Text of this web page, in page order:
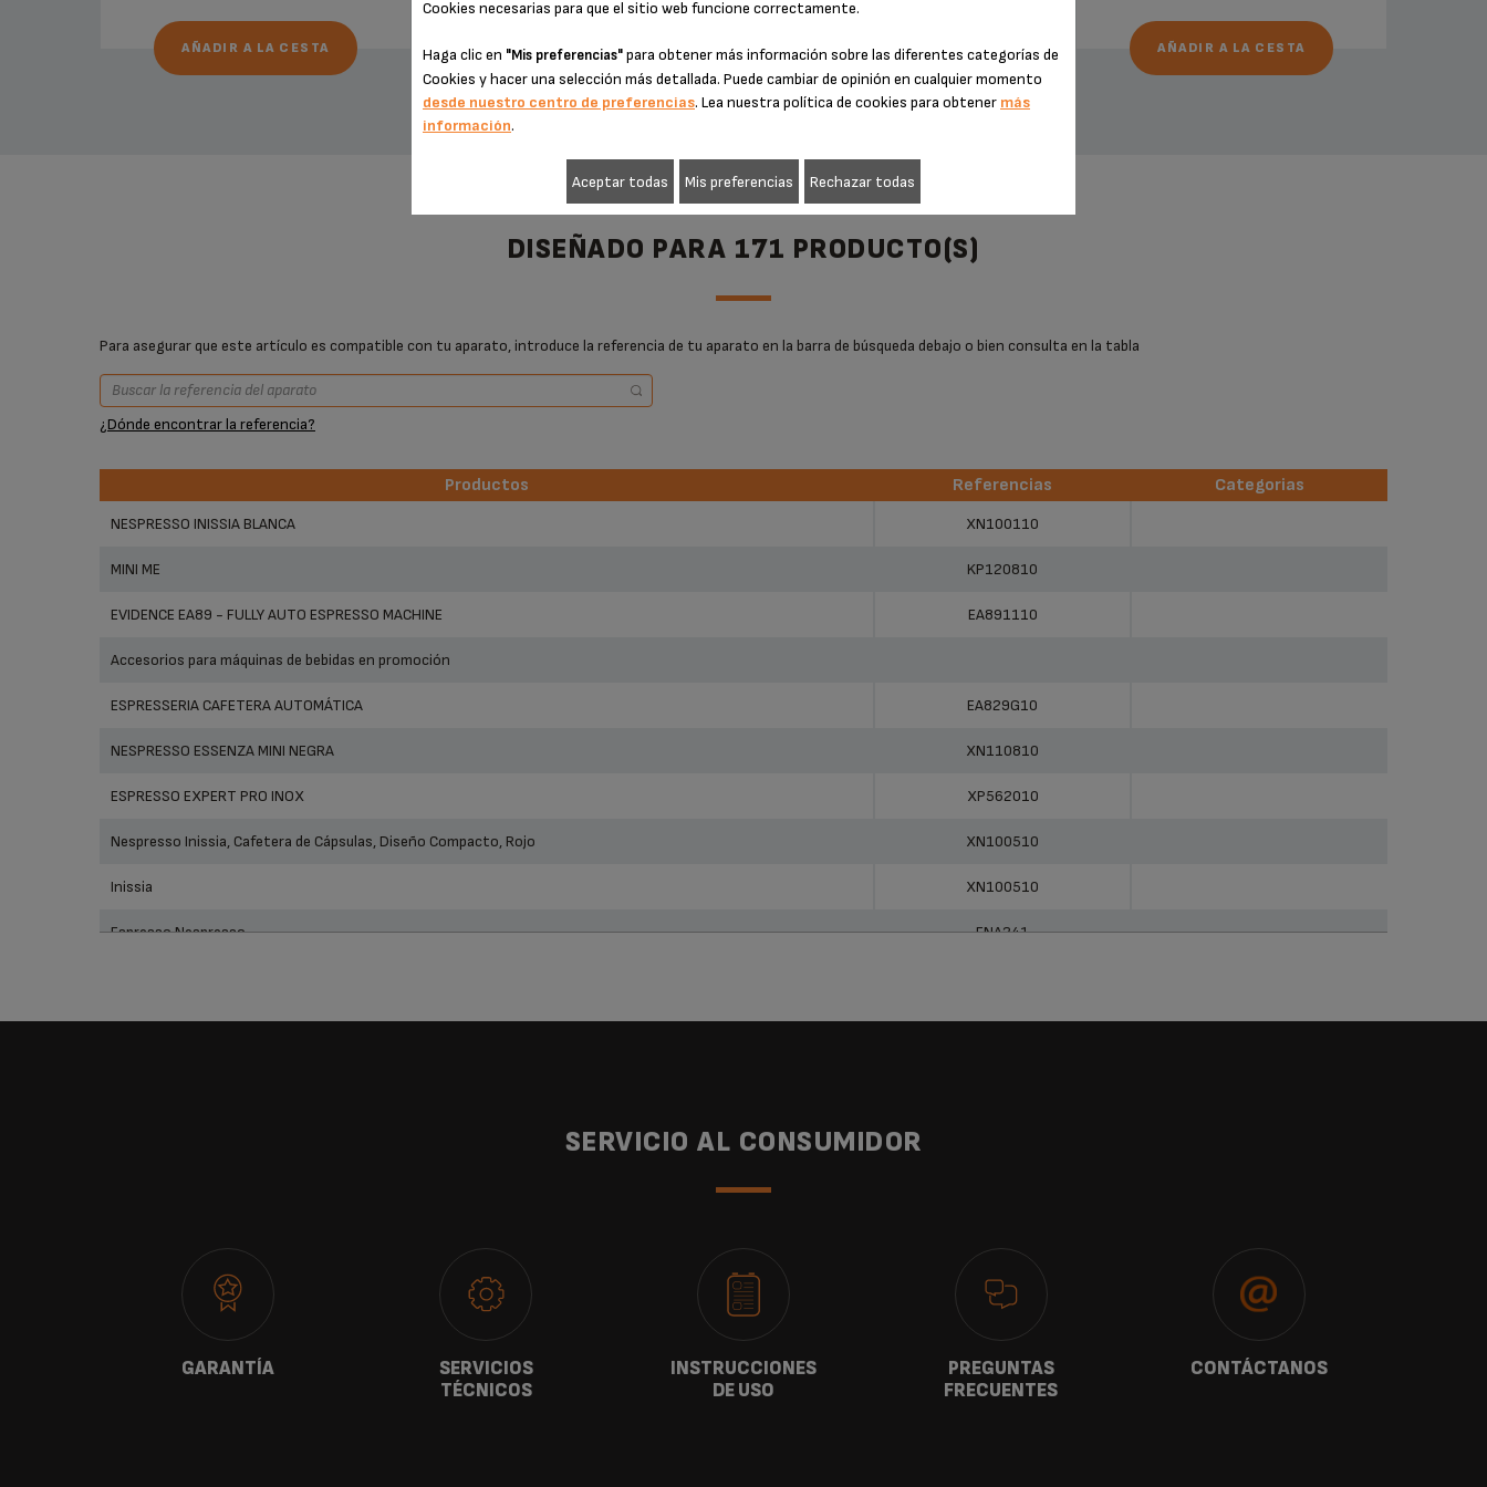
AÑADIR A LA CESTA AÑADIR A LA CESTA AÑADIR A LA CESTA AÑADIR A LA CESTA
DISEÑADO PARA 171 PRODUCTO(S)
Para asegurar que este artículo es compatible con tu aparato, introduce la referencia de tu aparato en la barra de búsqueda debajo o bien consulta en la tabla
¿Dónde encontrar la referencia?
Productos Referencias
Categorias
NESPRESSO INISSIA BLANCA XN100110
MINI ME KP120810
EVIDENCE EA89 - FULLY AUTO ESPRESSO MACHINE EA891110
Accesorios para máquinas de bebidas en promoción
ESPRESSERIA CAFETERA AUTOMÁTICA EA829G10
NESPRESSO ESSENZA MINI NEGRA XN110810
ESPRESSO EXPERT PRO INOX XP562010
Nespresso Inissia, Cafetera de Cápsulas, Diseño Compacto, Rojo XN100510
Inissia XN100510
Espresso Nespresso FNA241
SERVICIO AL CONSUMIDOR
GARANTÍA
SERVICIOS
TÉCNICOS
INSTRUCCIONES
DE USO
PREGUNTAS
FRECUENTES
CONTÁCTANOS
Cookies necesarias para que el sitio web funcione correctamente.
Haga clic en "Mis preferencias"para obtener más información sobre las diferentes categorías de
Cookies y hacer una selección más detallada. Puede cambiar de opinión en cualquier momento
desde nuestro centro de preferencias. Lea nuestra política de cookies para obtener más
información.
Aceptar todas Mis preferencias Rechazar todas